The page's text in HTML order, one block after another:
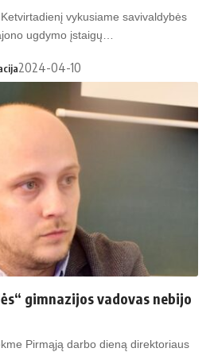
vykusiame savivaldybės
ugdymo įstaigų…
2024-04-10
gimnazijos vadovas nebijo
Pirmąją darbo dieną direktoriaus